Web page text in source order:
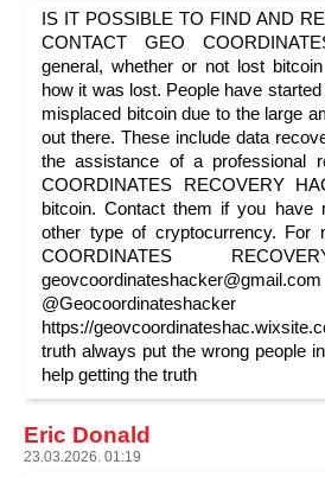
IS IT POSSIBLE TO FIND AND
CONTACT GEO
general, whether or not lost
how it was lost. People have
misplaced bitcoin due to the large
out there. These include data
the assistance of a professional
COORDINATES RECOVERY
bitcoin. Contact them if you have
other type of cryptocurrency. For
COORDINATES
https://
truth always put the wrong people
help getting the truth
Eric Donald
23.03.2026. 01:19